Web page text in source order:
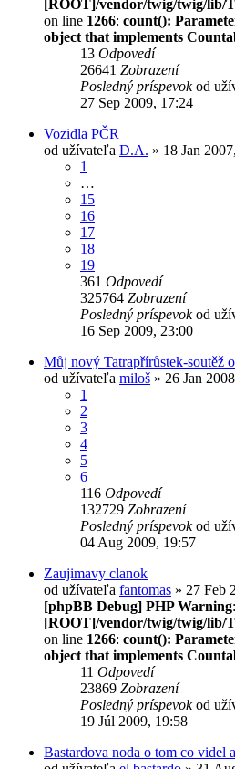
[ROOT]/vendor/twig/twig/lib/
on line 1266: count():
object that implements
13 Odpovedí
26641 Zobrazení
Posledný príspevokod
27 Sep 2009, 17:24
Vozidla PČR
od užívateľa D.A. » 18 Jan
1
…
15
16
17
18
19
361 Odpovedí
325764 Zobrazení
Posledný príspevokod
16 Sep 2009, 23:00
Můj nový Tatrapřírůstek-soutěž
od užívateľa miloš » 26 Jan
1
2
3
4
5
6
116 Odpovedí
132729 Zobrazení
Posledný príspevokod
04 Aug 2009, 19:57
Zaujimavy clanok
od užívateľa fantomas » 27 Feb
[phpBB Debug] PHP Warning
[ROOT]/vendor/twig/twig/lib/
on line 1266: count():
object that implements
11 Odpovedí
23869 Zobrazení
Posledný príspevokod
19 Júl 2009, 19:58
Bastardova noda o tom co videl